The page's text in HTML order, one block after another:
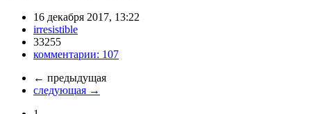
16 декабря 2017, 13:22
irresistible
33255
комментарии: 107
← предыдущая
следующая →